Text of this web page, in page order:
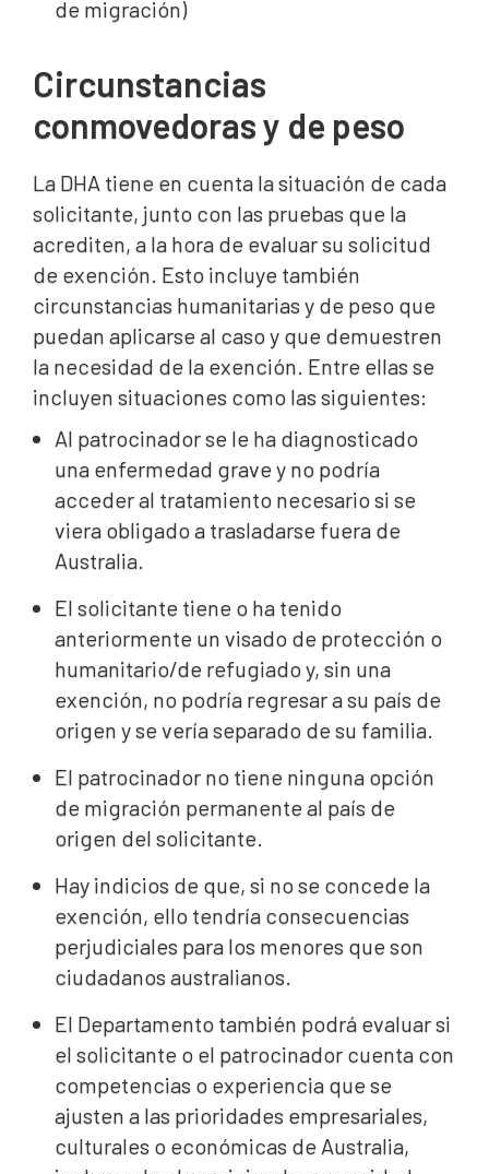
de migración)
Circunstancias
conmovedoras y de peso
La DHA tiene en cuenta la situación de cada
solicitante, junto con las pruebas que la
acrediten, a la hora de evaluar su solicitud
de exención. Esto incluye también
circunstancias humanitarias y de peso que
puedan aplicarse al caso y que demuestren
la necesidad de la exención. Entre ellas se
incluyen situaciones como las siguientes:
Al patrocinador se le ha diagnosticado
una enfermedad grave y no podría
acceder al tratamiento necesario si se
viera obligado a trasladarse fuera de
Australia.
El solicitante tiene o ha tenido
anteriormente un visado de protección o
humanitario/de refugiado y, sin una
exención, no podría regresar a su país de
origen y se vería separado de su familia.
El patrocinador no tiene ninguna opción
de migración permanente al país de
origen del solicitante.
Hay indicios de que, si no se concede la
exención, ello tendría consecuencias
perjudiciales para los menores que son
ciudadanos australianos.
El Departamento también podrá evaluar si
el solicitante o el patrocinador cuenta con
competencias o experiencia que se
ajusten a las prioridades empresariales,
culturales o económicas de Australia,